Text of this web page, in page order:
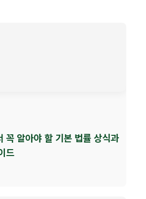
꼭 알아야 할 기본 법률 상식과
드